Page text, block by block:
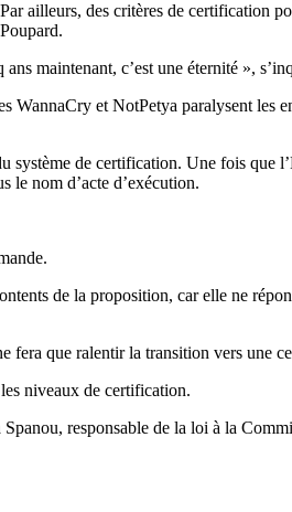
ailleurs, des critères de certification
maintenant, c’est une éternité »,
WannaCry et NotPetya paralysent les
système de certification. Une fois que
le nom d’acte d’exécution.
de la proposition, car elle ne
que ralentir la transition vers une
niveaux de certification.
responsable de la loi à la